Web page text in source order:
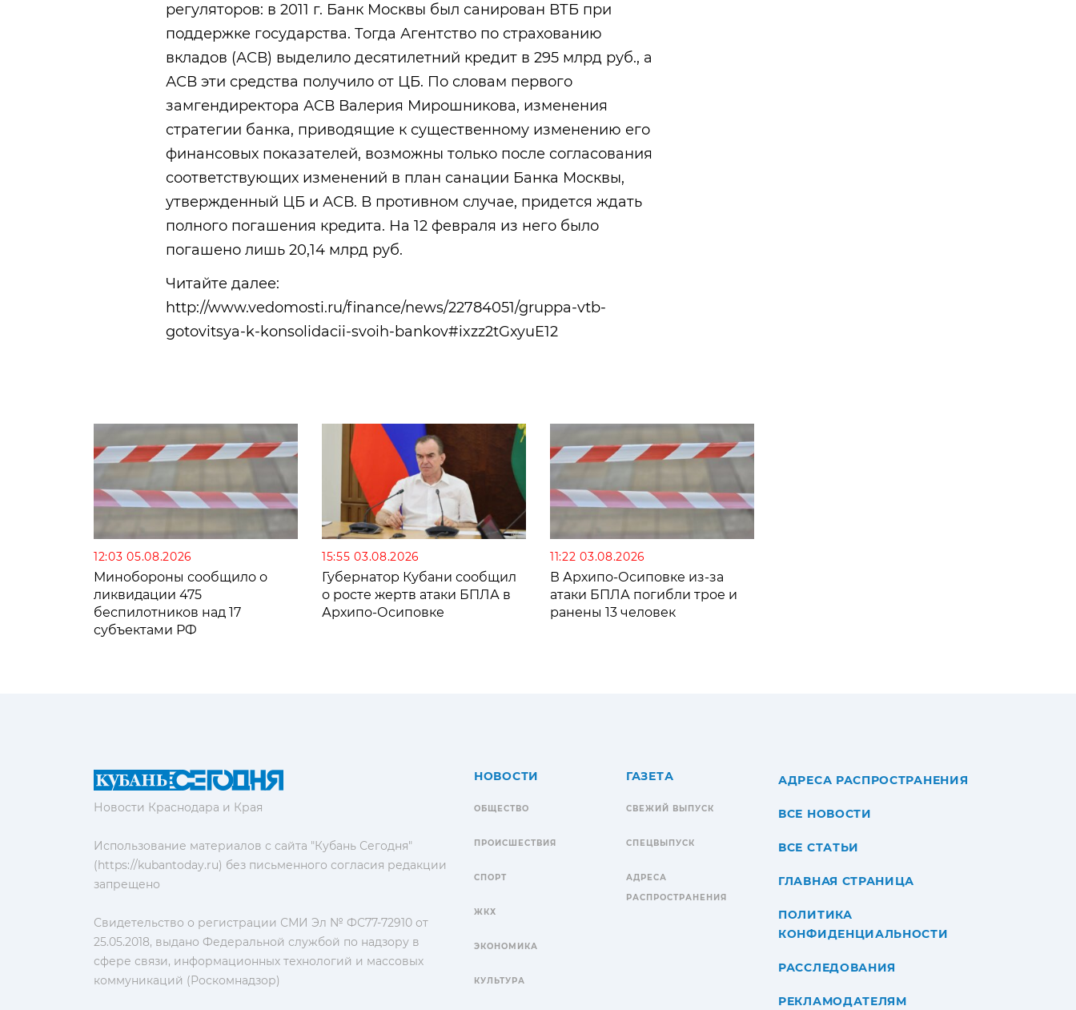
регуляторов: в 2011 г. Банк Москвы был санирован ВТБ при
поддержке государства. Тогда Агентство по страхованию
вкладов (АСВ) выделило десятилетний кредит в 295 млрд руб., а
АСВ эти средства получило от ЦБ. По словам первого
замгендиректора АСВ Валерия Мирошникова, изменения
стратегии банка, приводящие к существенному изменению его
финансовых показателей, возможны только после согласования
соответствующих изменений в план санации Банка Москвы,
утвержденный ЦБ и АСВ. В противном случае, придется ждать
полного погашения кредита. На 12 февраля из него было
погашено лишь 20,14 млрд руб.
Читайте далее:
http://www.vedomosti.ru/finance/news/22784051/gruppa-vtb-
gotovitsya-k-konsolidacii-svoih-bankov#ixzz2tGxyuE12
12:03 05.08.2026
Минобороны сообщило о
ликвидации 475
беспилотников над 17
субъектами РФ
15:55 03.08.2026
Губернатор Кубани сообщил
о росте жертв атаки БПЛА в
Архипо-Осиповке
11:22 03.08.2026
В Архипо-Осиповке из-за
атаки БПЛА погибли трое и
ранены 13 человек
Новости Краснодара и Края
Использование материалов с сайта "Кубань Сегодня"
(https://kubantoday.ru) без письменного согласия редакции
запрещено
Свидетельство о регистрации СМИ Эл № ФС77-72910 от
25.05.2018, выдано Федеральной службой по надзору в
сфере связи, информационных технологий и массовых
коммуникаций (Роскомнадзор)
НОВОСТИ
ОБЩЕСТВО
ПРОИСШЕСТВИЯ
СПОРТ
ЖКХ
ЭКОНОМИКА
КУЛЬТУРА
ГАЗЕТА
СВЕЖИЙ ВЫПУСК
СПЕЦВЫПУСК
АДРЕСА
РАСПРОСТРАНЕНИЯ
АДРЕСА РАСПРОСТРАНЕНИЯ
ВСЕ НОВОСТИ
ВСЕ СТАТЬИ
ГЛАВНАЯ СТРАНИЦА
ПОЛИТИКА
КОНФИДЕНЦИАЛЬНОСТИ
РАССЛЕДОВАНИЯ
РЕКЛАМОДАТЕЛЯМ